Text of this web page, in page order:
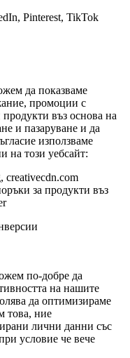
Pinterest, TikTok
да показваме
промоции с
въз основа на
и пазаруване и да
използваме
на този уебсайт:
creativecdn.com
за продукти въз
по-добре да
на нашите
да оптимизираме
това, ние
лични данни със
условие че вече